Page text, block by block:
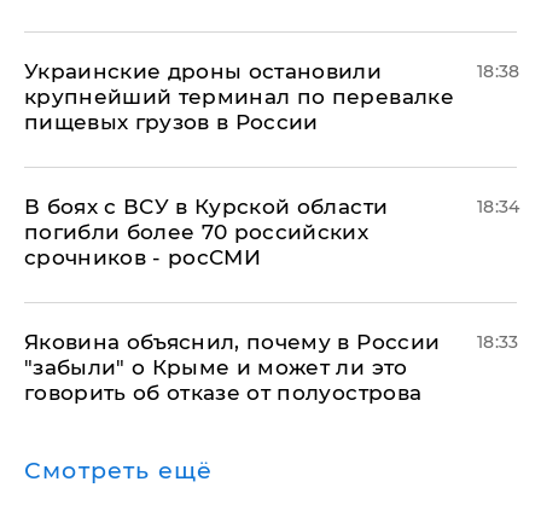
Украинские дроны остановили
крупнейший терминал по перевалке
пищевых грузов в России
18:38
В боях с ВСУ в Курской области
погибли более 70 российских
срочников - росСМИ
18:34
Яковина объяснил, почему в России
"забыли" о Крыме и может ли это
говорить об отказе от полуострова
18:33
Смотреть ещё